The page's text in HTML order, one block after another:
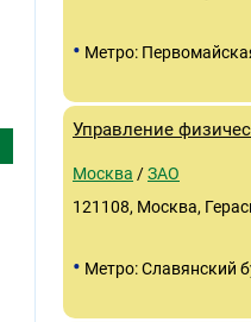
• Метро:
Управление
Москва /ЗАО
121108, Москва,
• Метро: Славянский